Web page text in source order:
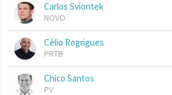
Carlos Sviontek
NOVO
Célio Rogrigues
PRTB
Chico Santos
PV